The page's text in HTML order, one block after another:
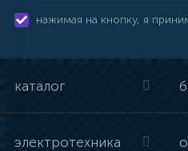
нажимая на кнопку, я
каталог
электротехника